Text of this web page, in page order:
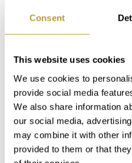
Consent
This website uses cookies
We use cookies to
provide social media
We also share information
our social media,
may combine it with other
provided to them or that
asesor inmobiliario
solicitar una
Organizaremos
para que pueda
través de una